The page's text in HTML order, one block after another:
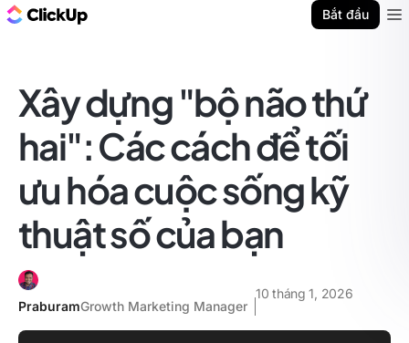
Bắt đầu
Xây dựng "bộ não thứ
hai": Các cách để tối
ưu hóa cuộc sống kỹ
thuật số của bạn
PraburamGrowth Marketing Manager
10 tháng 1, 2026